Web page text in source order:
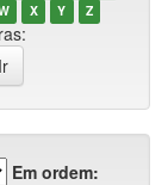
X Y Z
Em ordem: